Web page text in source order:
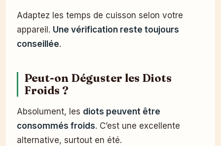
Adaptez les temps de cuisson selon votre
appareil. Une vérification reste toujours
conseillée.
Peut-on Déguster les Diots
Froids ?
Absolument, les diots peuvent être
consommés froids. C’est une excellente
alternative, surtout en été.